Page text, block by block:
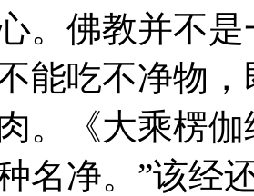
。佛教并不
能吃不净物
。《大乘楞
名净。”该经